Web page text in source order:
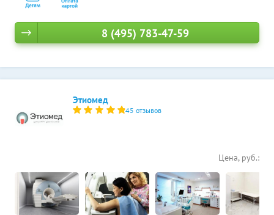
8 (495) 783-47-59
Этиомед
45 отзывов
Цена, руб.: